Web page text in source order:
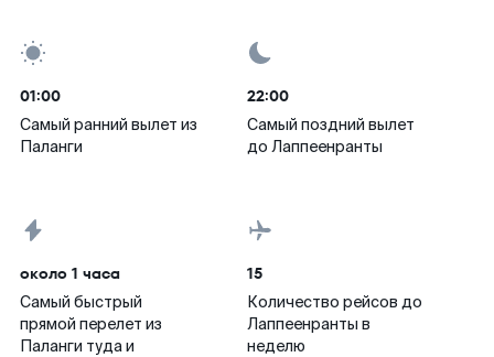
01:00
Самый ранний вылет из
Паланги
22:00
Самый поздний вылет
до Лаппеенранты
около 1 часа
Самый быстрый
прямой перелет из
Паланги туда и
15
Количество рейсов до
Лаппеенранты в
неделю